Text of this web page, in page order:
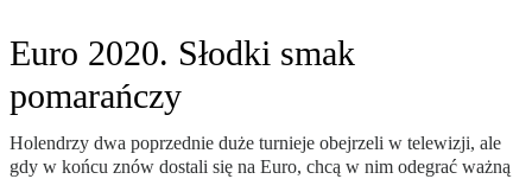
Euro 2020. Słodki smak
pomarańczy
Holendrzy dwa poprzednie duże turnieje obejrzeli w telewizji, ale
gdy w końcu znów dostali się na Euro, chcą w nim odegrać ważną